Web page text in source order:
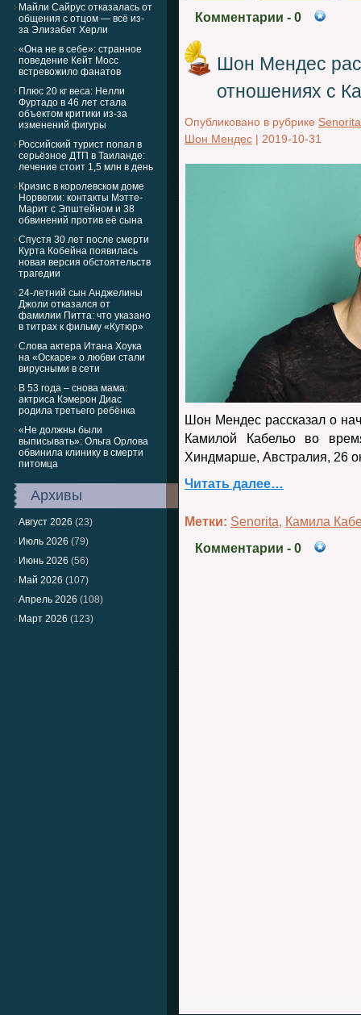
Майли Сайрус отказалась от
общения с отцом — всё из-
за Элизабет Херли
«Она не в себе»: странное
поведение Кейт Мосс
встревожило фанатов
Плюс 20 кг веса: Нелли
Фуртадо в 46 лет стала
объектом критики из-за
изменений фигуры
Российский турист попал в
серьёзное ДТП в Таиланде:
лечение стоит 1,5 млн в день
Кризис в королевском доме
Норвегии: контакты Мэтте-
Марит с Эпштейном и 38
обвинений против её сына
Спустя 30 лет после смерти
Курта Кобейна появилась
новая версия обстоятельств
трагедии
24-летний сын Анджелины
Джоли отказался от
фамилии Питта: что указано
в титрах к фильму «Кутюр»
Слова актера Итана Хоука
на «Оскаре» о любви стали
вирусными в сети
В 53 года – снова мама:
актриса Кэмерон Диас
родила третьего ребёнка
«Не должны были
выписывать»: Ольга Орлова
обвинила клинику в смерти
питомца
Архивы
Август 2026 (23)
Июль 2026 (79)
Июнь 2026 (56)
Май 2026 (107)
Апрель 2026 (108)
Март 2026 (123)
Комментарии - 0
Шон Мендес
отношениях с
Опубликовано в рубрике Senorita
Шон Мендес | 2019-10-31
Шон Мендес рассказал о
Камилой Кабельо во
Хиндмарше, Австралия, 26
Читать далее…
Метки: Senorita, Камила
Комментарии - 0